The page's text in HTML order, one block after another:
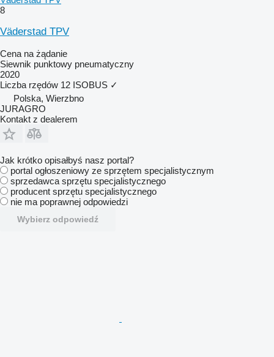
8
Väderstad TPV
Cena na żądanie
Siewnik punktowy pneumatyczny
2020
Liczba rzędów 12 ISOBUS ✓
Polska, Wierzbno
JURAGRO
Kontakt z dealerem
Jak krótko opisałbyś nasz portal?
portal ogłoszeniowy ze sprzętem specjalistycznym
sprzedawca sprzętu specjalistycznego
producent sprzętu specjalistycznego
nie ma poprawnej odpowiedzi
Wybierz odpowiedź